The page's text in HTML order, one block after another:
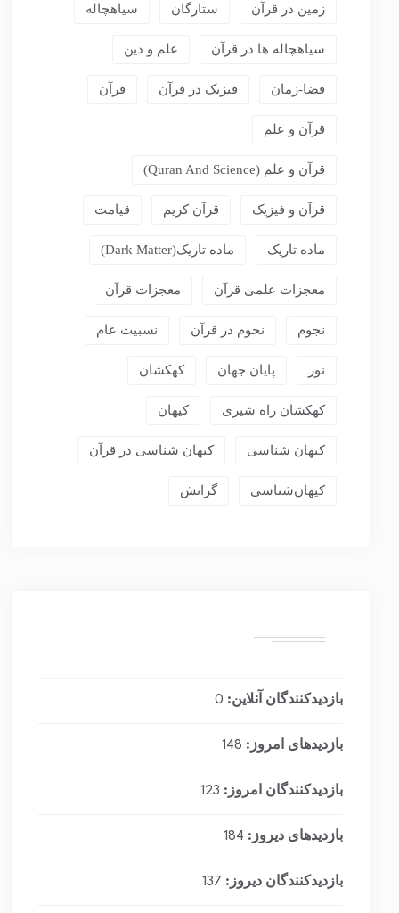
زمین در قرآن ستارگان سیاهچاله
سیاهچاله ها در قرآن علم و دین
فضا-زمان فیزیک در قرآن قرآن
قرآن و علم
قرآن و علم (Quran And Science)
قرآن و فیزیک قرآن کریم قیامت
ماده تاریک ماده تاریک(dark Matter)
معجزات علمی قرآن معجزات قرآن
نجوم نجوم در قرآن نسبیت عام
نور پایان جهان کهکشان
کهکشان راه شیری کیهان
کیهان شناسی کیهان شناسی در قرآن
کیهان‌شناسی گرانش
بازدیدکنندگان آنلاین: 0
بازدیدهای امروز: 148
بازدیدکنندگان امروز: 123
بازدیدهای دیروز: 184
بازدیدکنندگان دیروز: 137